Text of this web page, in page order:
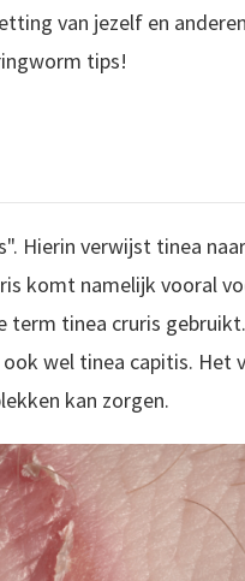
van jezelf en
tips!
Hierin verwijst tinea
komt namelijk vooral
term tinea cruris
wel tinea capitis. Het
kan zorgen.